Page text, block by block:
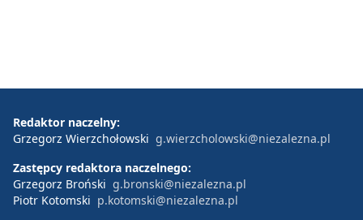
Redaktor naczelny:
Grzegorz Wierzchołowski g.wierzcholowski@niezalezna.pl
Zastępcy redaktora naczelnego:
Grzegorz Broński g.bronski@niezalezna.pl
Piotr Kotomski p.kotomski@niezalezna.pl